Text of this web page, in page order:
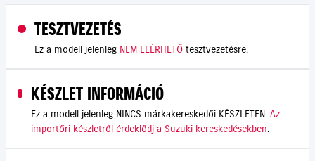
TESZTVEZETÉS
Ez a modell jelenleg NEM ELÉRHETŐ tesztvezetésre.
KÉSZLET INFORMÁCIÓ
Ez a modell jelenleg NINCS márkakereskedői KÉSZLETEN. Az
importőri készletről érdeklődj a Suzuki kereskedésekben.